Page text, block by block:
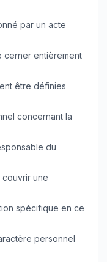
par un acte
cerner entièrement
être définies
concernant la
du
une
spécifique en ce
personnel